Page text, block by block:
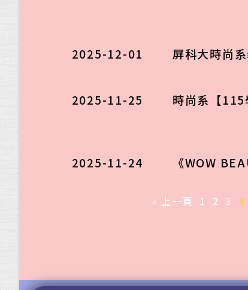
2025-12-01
屏科大時尚
2025-11-25
時尚系【
2025-11-24
《WOW
« 上一頁 1 2 3 4